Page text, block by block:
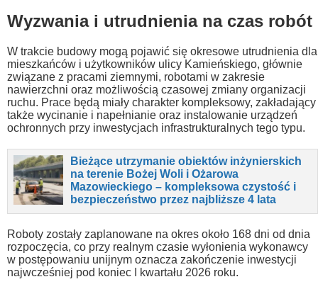
Wyzwania i utrudnienia na czas robót
W trakcie budowy mogą pojawić się okresowe utrudnienia dla
mieszkańców i użytkowników ulicy Kamieńskiego, głównie
związane z pracami ziemnymi, robotami w zakresie
nawierzchni oraz możliwością czasowej zmiany organizacji
ruchu. Prace będą miały charakter kompleksowy, zakładający
także wycinanie i napełnianie oraz instalowanie urządzeń
ochronnych przy inwestycjach infrastrukturalnych tego typu.
Bieżące utrzymanie obiektów inżynierskich
na terenie Bożej Woli i Ożarowa
Mazowieckiego – kompleksowa czystość i
bezpieczeństwo przez najbliższe 4 lata
Roboty zostały zaplanowane na okres około 168 dni od dnia
rozpoczęcia, co przy realnym czasie wyłonienia wykonawcy
w postępowaniu unijnym oznacza zakończenie inwestycji
najwcześniej pod koniec I kwartału 2026 roku.